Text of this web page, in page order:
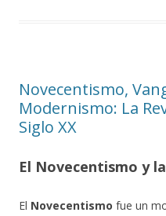
Novecentismo,
Modernismo: La
Siglo XX
El Novecentismo y
El Novecentismo fue un